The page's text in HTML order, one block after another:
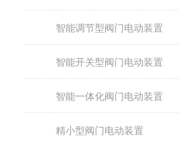
智能调节型阀门电动装置
智能开关型阀门电动装置
智能一体化阀门电动装置
精小型阀门电动装置